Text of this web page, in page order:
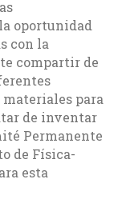
oportunidad
con la
compartir de
para
de inventar
Permanente
de Física-
esta